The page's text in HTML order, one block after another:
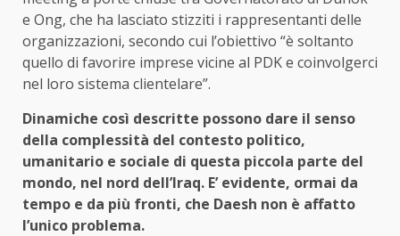
e Ong, che ha lasciato stizziti i rappresentanti delle
organizzazioni, secondo cui l’obiettivo “è soltanto
quello di favorire imprese vicine al PDK e coinvolgerci
nel loro sistema clientelare”.
Dinamiche così descritte possono dare il senso
della complessità del contesto politico,
umanitario e sociale di questa piccola parte del
mondo, nel nord dell’Iraq. E’ evidente, ormai da
tempo e da più fronti, che Daesh non è affatto
l’unico problema.